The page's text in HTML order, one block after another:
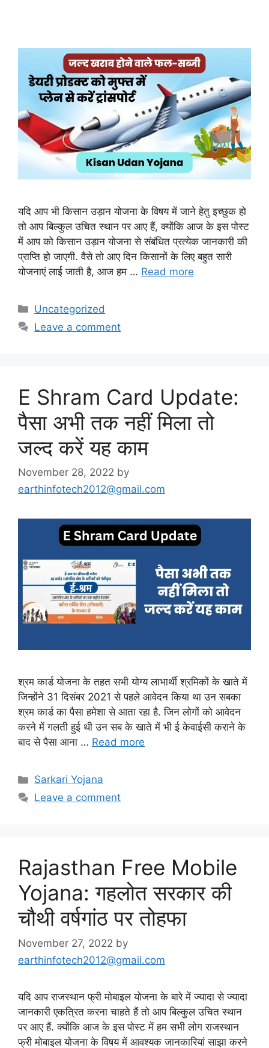
यदि आप भी किसान उड़ान योजना के विषय में जाने हेतु इच्छुक हो
तो आप बिल्कुल उचित स्थान पर आए हैं, क्योंकि आज के इस पोस्ट
में आप को किसान उड़ान योजना से संबंधित प्रत्येक जानकारी की
प्राप्ति हो जाएगी. वैसे तो आए दिन किसानों के लिए बहुत सारी
योजनाएं लाई जाती है, आज हम … Read more
Categories
Uncategorized
Leave a comment
E Shram Card Update:
पैसा अभी तक नहीं मिला तो
जल्द करें यह काम
November 28, 2022 by
earthinfotech2012@gmail.com
श्रम कार्ड योजना के तहत सभी योग्य लाभार्थी श्रमिकों के खाते में
जिन्होंने 31 दिसंबर 2021 से पहले आवेदन किया था उन सबका
श्रम कार्ड का पैसा हमेशा से आता रहा है. जिन लोगों को आवेदन
करने में गलती हुई थी उन सब के खाते में भी ई केवाईसी कराने के
बाद से पैसा आना … Read more
Categories
Sarkari Yojana
Leave a comment
Rajasthan Free Mobile
Yojana: गहलोत सरकार की
चौथी वर्षगांठ पर तोहफा
November 27, 2022 by
earthinfotech2012@gmail.com
यदि आप राजस्थान फ्री मोबाइल योजना के बारे में ज्यादा से ज्यादा
जानकारी एकत्रित करना चाहते हैं तो आप बिल्कुल उचित स्थान
पर आए हैं. क्योंकि आज के इस पोस्ट में हम सभी लोग राजस्थान
फ्री मोबाइल योजना के विषय में आवश्यक जानकारियां साझा करने